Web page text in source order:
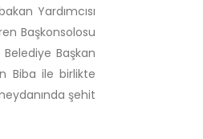
Yardımcısı
Başkonsolosu
Başkan
Biba ile birlikte
şehit